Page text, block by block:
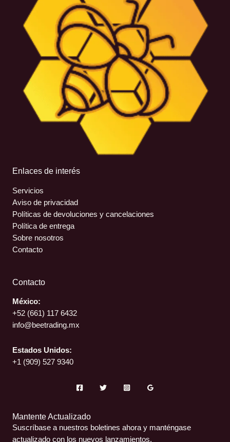
Enlaces de interés
Servicios
Aviso de privacidad
Políticas de devoluciones y cancelaciones
Política de entrega
Sobre nosotros
Contacto
Contacto
México:
+52 (661) 117 6432
info@beetrading.mx
Estados Unidos:
+1 (909) 527 9340
Mantente Actualizado
Suscríbase a nuestros boletines ahora y manténgase
actualizado con los nuevos lanzamientos.